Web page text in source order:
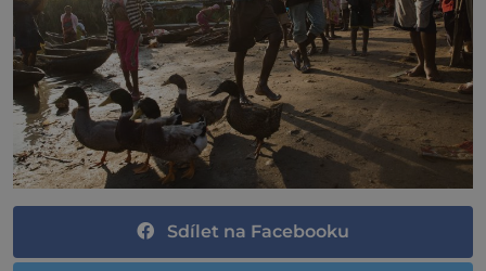
Sdílet na Facebooku